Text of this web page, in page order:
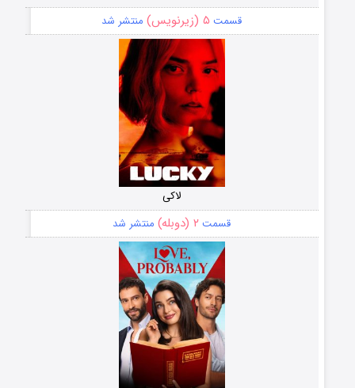
قسمت ۵ (زیرنویس) منتشر شد
لاکی
قسمت ۲ (دوبله) منتشر شد